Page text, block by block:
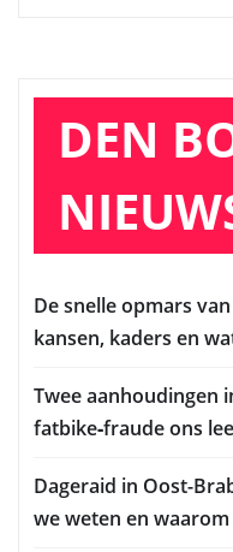
DEN
De snelle opmars
kansen, kaders en
Twee aanhoudingen
fatbike‑fraude ons
Dageraid in Oost-
we weten en